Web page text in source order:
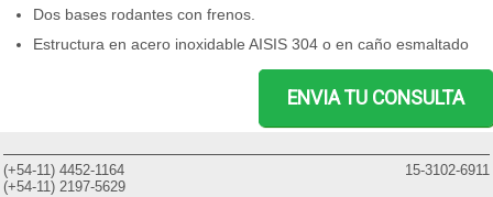
Dos bases rodantes con frenos.
Estructura en acero inoxidable AISIS 304 o en caño esmaltado
ENVIA TU CONSULTA
(+54-11) 4452-1164
(+54-11) 2197-5629
15-3102-6911